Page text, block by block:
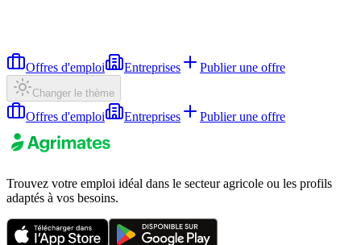
Offres d'emploi Entreprises Publier une offre
Changer le thème
Offres d'emploi Entreprises Publier une offre
Trouvez votre emploi idéal dans le secteur agricole ou les profils
adaptés à vos besoins.